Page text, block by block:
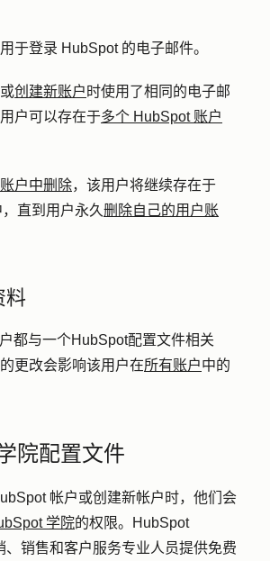
用于登录 HubSpot 的电子邮件。
或创建新账户 时使用了相同的电子邮
户可以存在于多个 HubSpot 账户
户中删除，该用户将继续存在于
直到用户永久删除自己的用户账
料
都与一个HubSpot配置文件相关
更改会影响该用户在所有账户中的
院配置文件
帐户或创建新帐户时，他们会
学院的权限。HubSpot
、销售和客户服务专业人员提供免费